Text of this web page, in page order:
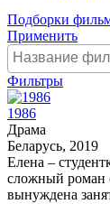
Подборки
Применить
Фильтры
1986
Драма
Беларусь, 2019
Елена –
сложный роман
вынуждена